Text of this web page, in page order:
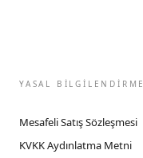
YASAL BİLGİLENDİRME
Mesafeli Satış Sözleşmesi
KVKK Aydınlatma Metni